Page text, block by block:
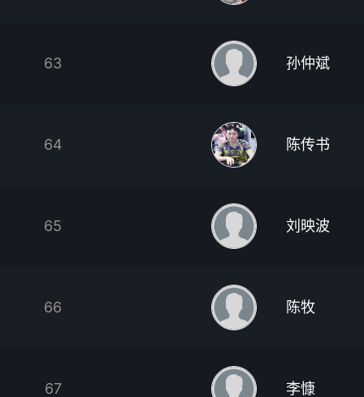
63 孙仲斌
64 陈传书
65 刘映波
66 陈牧
67 李慷